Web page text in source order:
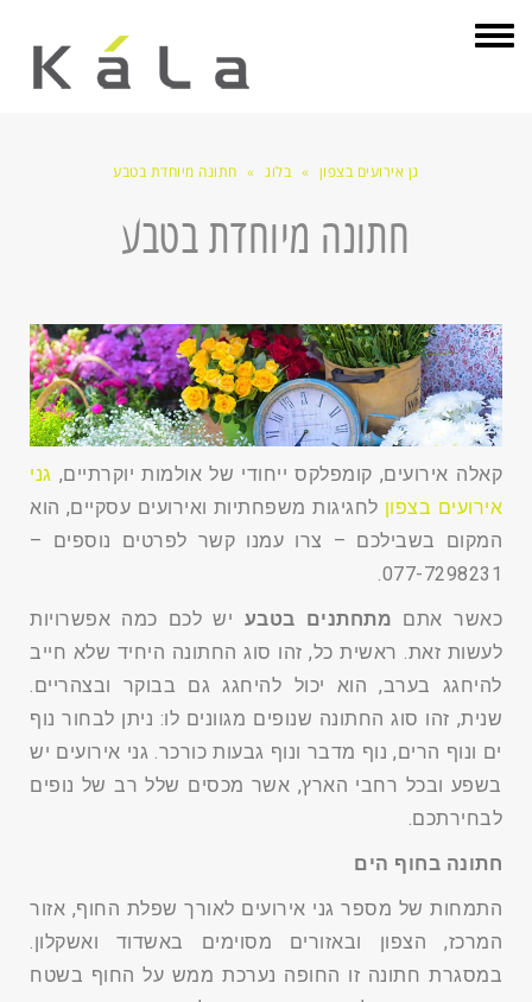
תפריט
גן אירועים בצפון » בלוג » חתונה מיוחדת בטבע
חתונה מיוחדת בטבע
קאלה אירועים, קומפלקס ייחודי של אולמות יוקרתיים, גני
אירועים בצפון לחגיגות משפחתיות ואירועים עסקיים, הוא
המקום בשבילכם – צרו עמנו קשר לפרטים נוספים –
077-7298231
.
כאשר אתם מתחתנים בטבע יש לכם כמה אפשרויות
לעשות זאת. ראשית כל, זהו סוג החתונה היחיד שלא חייב
להיחגג בערב, הוא יכול להיחגג גם בבוקר ובצהריים.
שנית, זהו סוג החתונה שנופים מגוונים לו: ניתן לבחור נוף
ים ונוף הרים, נוף מדבר ונוף גבעות כורכר. גני אירועים יש
בשפע ובכל רחבי הארץ, אשר מכסים שלל רב של נופים
לבחירתכם.
חתונה בחוף הים
התמחות של מספר גני אירועים לאורך שפלת החוף, אזור
המרכז, הצפון ובאזורים מסוימים באשדוד ואשקלון.
במסגרת חתונה זו החופה נערכת ממש על החוף בשטח